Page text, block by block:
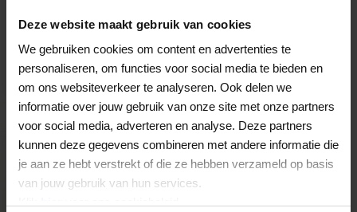
Deze website maakt gebruik van cookies
We gebruiken cookies om content en advertenties te
personaliseren, om functies voor social media te bieden en
om ons websiteverkeer te analyseren. Ook delen we
informatie over jouw gebruik van onze site met onze partners
voor social media, adverteren en analyse. Deze partners
kunnen deze gegevens combineren met andere informatie die
je aan ze hebt verstrekt of die ze hebben verzameld op basis
van jouw gebruik van hun services.
Veelgestelde Vragen
Hoelang blijft mijn saldo geldig?
Het volledige saldo op de VVV cadeaukaart
is minimaal drie jaar geldig.